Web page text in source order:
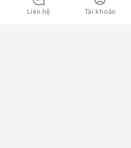
Liên hệ Tài khoản